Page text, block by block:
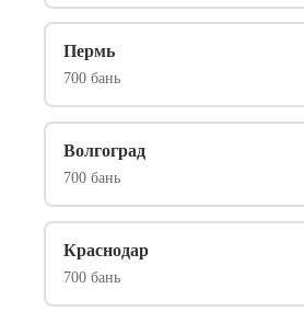
Пермь
700 бань
Волгоград
700 бань
Краснодар
700 бань